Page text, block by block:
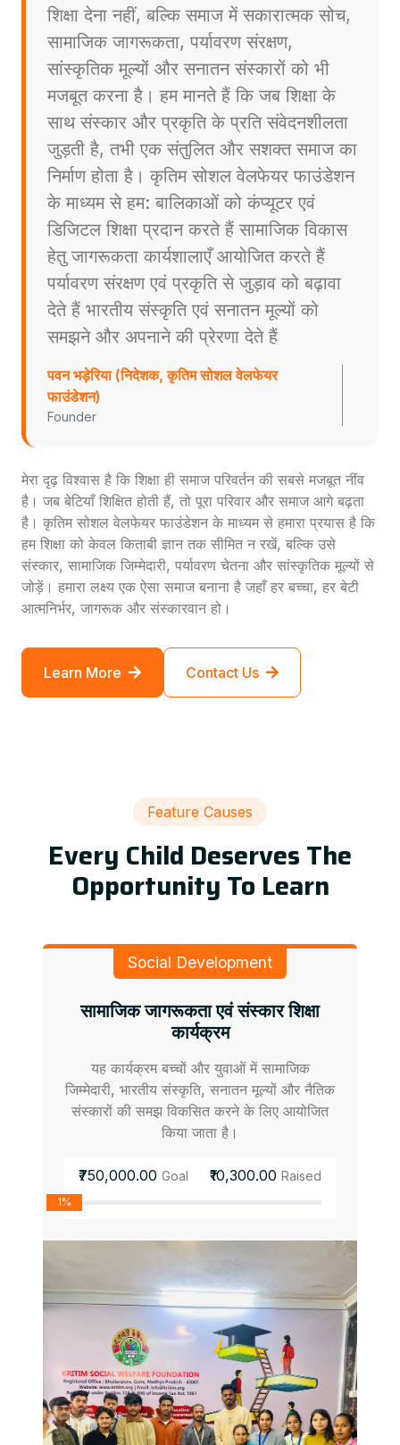
शिक्षा देना नहीं, बल्कि समाज में सकारात्मक सोच,
सामाजिक जागरूकता, पर्यावरण संरक्षण,
सांस्कृतिक मूल्यों और सनातन संस्कारों को भी
मजबूत करना है। हम मानते हैं कि जब शिक्षा के
साथ संस्कार और प्रकृति के प्रति संवेदनशीलता
जुड़ती है, तभी एक संतुलित और सशक्त समाज का
निर्माण होता है। कृतिम सोशल वेलफेयर फाउंडेशन
के माध्यम से हम: बालिकाओं को कंप्यूटर एवं
डिजिटल शिक्षा प्रदान करते हैं सामाजिक विकास
हेतु जागरूकता कार्यशालाएँ आयोजित करते हैं
पर्यावरण संरक्षण एवं प्रकृति से जुड़ाव को बढ़ावा
देते हैं भारतीय संस्कृति एवं सनातन मूल्यों को
समझने और अपनाने की प्रेरणा देते हैं
पवन भड़ेरिया (निदेशक, कृतिम सोशल वेलफेयर
फाउंडेशन)
Founder
मेरा दृढ़ विश्वास है कि शिक्षा ही समाज परिवर्तन की सबसे मजबूत नींव
है। जब बेटियाँ शिक्षित होती हैं, तो पूरा परिवार और समाज आगे बढ़ता
है। कृतिम सोशल वेलफेयर फाउंडेशन के माध्यम से हमारा प्रयास है कि
हम शिक्षा को केवल किताबी ज्ञान तक सीमित न रखें, बल्कि उसे
संस्कार, सामाजिक जिम्मेदारी, पर्यावरण चेतना और सांस्कृतिक मूल्यों से
जोड़ें। हमारा लक्ष्य एक ऐसा समाज बनाना है जहाँ हर बच्चा, हर बेटी
आत्मनिर्भर, जागरूक और संस्कारवान हो।
Learn More Contact Us
Feature Causes
Every Child Deserves The
Opportunity To Learn
Social Development
सामाजिक जागरूकता एवं संस्कार शिक्षा
कार्यक्रम
यह कार्यक्रम बच्चों और युवाओं में सामाजिक
जिम्मेदारी, भारतीय संस्कृति, सनातन मूल्यों और नैतिक
संस्कारों की समझ विकसित करने के लिए आयोजित
किया जाता है।
₹750,000.00 Goal ₹10,300.00 Raised
1%